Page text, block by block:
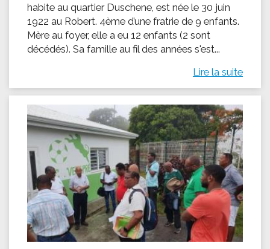
habite au quartier Duschene, est née le 30 juin
1922 au Robert. 4ème d’une fratrie de 9 enfants.
Mère au foyer, elle a eu 12 enfants (2 sont
décédés). Sa famille au fil des années s'est...
Lire la suite